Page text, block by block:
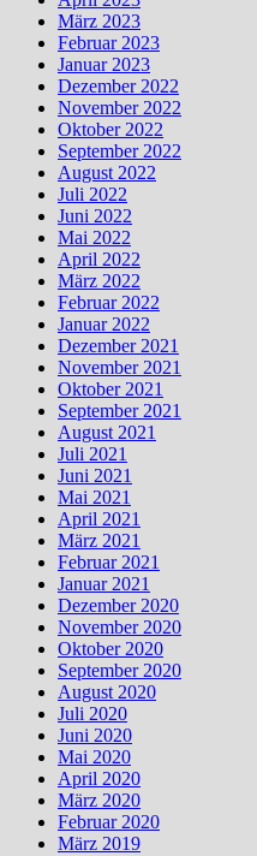
März 2023
Februar 2023
Januar 2023
Dezember 2022
November 2022
Oktober 2022
September 2022
August 2022
Juli 2022
Juni 2022
Mai 2022
April 2022
März 2022
Februar 2022
Januar 2022
Dezember 2021
November 2021
Oktober 2021
September 2021
August 2021
Juli 2021
Juni 2021
Mai 2021
April 2021
März 2021
Februar 2021
Januar 2021
Dezember 2020
November 2020
Oktober 2020
September 2020
August 2020
Juli 2020
Juni 2020
Mai 2020
April 2020
März 2020
Februar 2020
März 2019